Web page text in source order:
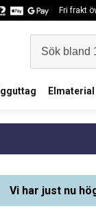
Fri frakt
Elmaterial
Vi har just nu